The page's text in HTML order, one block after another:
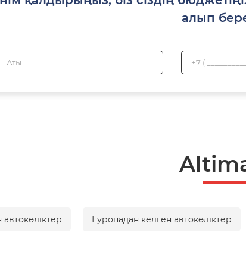
алып
Еуропадан келген автокөліктер